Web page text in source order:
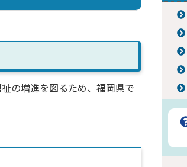
の増進を図るため、福岡県で